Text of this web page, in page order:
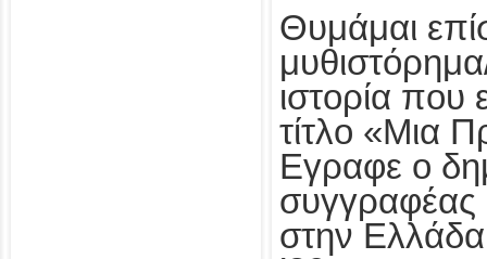
Θυμάμαι
ιστορία που
τίτλο «Μια
Εγραφε ο
στην Ελλάδα